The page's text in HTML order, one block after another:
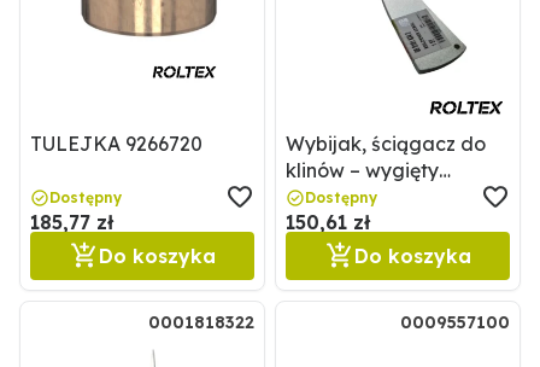
TULEJKA 9266720
Dostępny
185,77 zł
Do koszyka
Wybijak, ściągacz do
klinów – wygięty
0001818342 / 1818342
Dostępny
150,61 zł
Do koszyka
0001818322 0009557100